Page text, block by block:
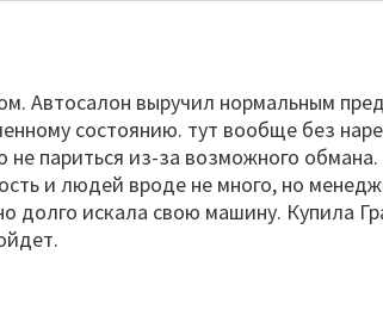
Автосалон выручил нормальным
состоянию. тут вообще без
париться из-за возможного
и людей вроде не много, но
долго искала свою машину. Купила